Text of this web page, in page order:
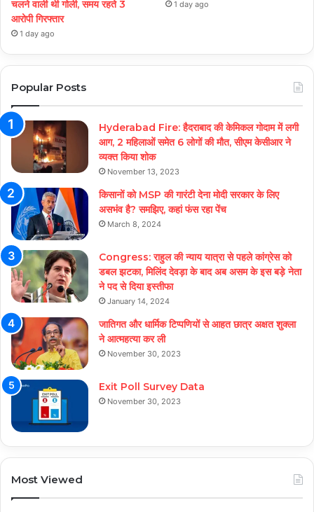
चलने वाली थी गोली, समय रहते 3
आरोपी गिरफ्तार
1 day ago
1 day ago
Popular Posts
Hyderabad Fire: हैदराबाद की केमिकल गोदाम में लगी
आग, 2 महिलाओं समेत 6 लोगों की मौत, सीएम केसीआर ने
व्यक्त किया शोक
November 13, 2023
किसानों को MSP की गारंटी देना मोदी सरकार के लिए
असभंव है? समझिए, कहां फंस रहा पेंच
March 8, 2024
Congress: राहुल की न्याय यात्रा से पहले कांग्रेस को
डबल झटका, मिलिंद देवड़ा के बाद अब असम के इस बड़े नेता
ने पद से दिया इस्तीफा
January 14, 2024
जातिगत और धार्मिक टिप्पणियों से आहत छात्र अक्षत शुक्ला
ने आत्महत्या कर ली
November 30, 2023
Exit Poll Survey Data
November 30, 2023
Most Viewed